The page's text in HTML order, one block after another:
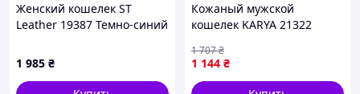
Женский кошелек ST
Leather 19387 Темно-синий
1 985 ₴
Кожаный мужской
кошелек KARYA 21322
Турция: 2 отдела для
купюр, монетница и 6
ячеек карт
1 144 ₴
1 707₴